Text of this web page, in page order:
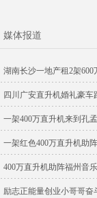
媒体报道
湖南长沙一地产租2架
四川广安直升机婚礼豪车
一架400万直升机来到孔
一架红色400万直升机助
400万直升机助阵福州音
励志正能量创业小哥哥奋